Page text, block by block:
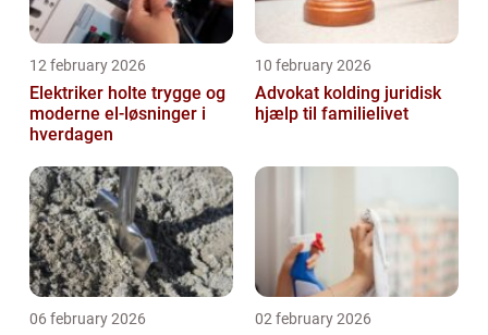
12 february 2026
Elektriker holte trygge og
moderne el-løsninger i
hverdagen
10 february 2026
Advokat kolding juridisk
hjælp til familielivet
06 february 2026 02 february 2026